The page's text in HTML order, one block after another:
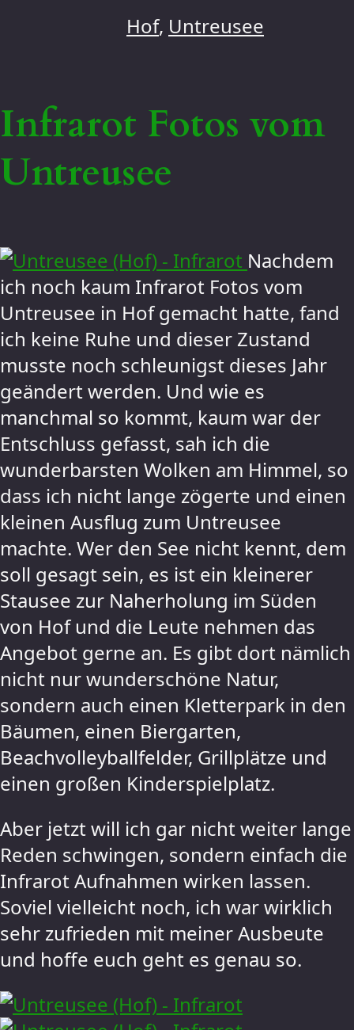
Hof, Untreusee
Infrarot Fotos vom
Untreusee
Nachdem
ich noch kaum Infrarot Fotos vom
Untreusee in Hof gemacht hatte, fand
ich keine Ruhe und dieser Zustand
musste noch schleunigst dieses Jahr
geändert werden. Und wie es
manchmal so kommt, kaum war der
Entschluss gefasst, sah ich die
wunderbarsten Wolken am Himmel, so
dass ich nicht lange zögerte und einen
kleinen Ausflug zum Untreusee
machte. Wer den See nicht kennt, dem
soll gesagt sein, es ist ein kleinerer
Stausee zur Naherholung im Süden
von Hof und die Leute nehmen das
Angebot gerne an. Es gibt dort nämlich
nicht nur wunderschöne Natur,
sondern auch einen Kletterpark in den
Bäumen, einen Biergarten,
Beachvolleyballfelder, Grillplätze und
einen großen Kinderspielplatz.
Aber jetzt will ich gar nicht weiter lange
Reden schwingen, sondern einfach die
Infrarot Aufnahmen wirken lassen.
Soviel vielleicht noch, ich war wirklich
sehr zufrieden mit meiner Ausbeute
und hoffe euch geht es genau so.